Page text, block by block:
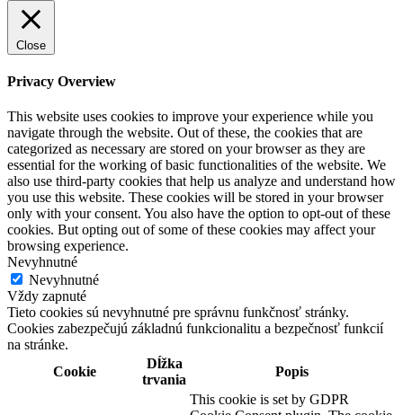
Close
Privacy Overview
This website uses cookies to improve your experience while you
navigate through the website. Out of these, the cookies that are
categorized as necessary are stored on your browser as they are
essential for the working of basic functionalities of the website. We
also use third-party cookies that help us analyze and understand how
you use this website. These cookies will be stored in your browser
only with your consent. You also have the option to opt-out of these
cookies. But opting out of some of these cookies may affect your
browsing experience.
Nevyhnutné
Nevyhnutné
Vždy zapnuté
Tieto cookies sú nevyhnutné pre správnu funkčnosť stránky.
Cookies zabezpečujú základnú funkcionalitu a bezpečnosť funkcií
na stránke.
Cookie
Dĺžka
trvania
Popis
This cookie is set by GDPR